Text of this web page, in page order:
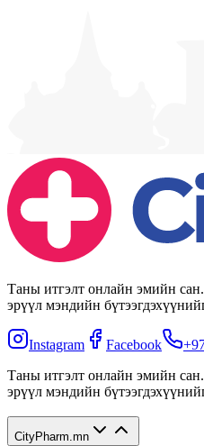
Таны итгэлт онлайн эмийн
эрүүл мэндийн
Instagram Facebook
Таны итгэлт онлайн эмийн
эрүүл мэндийн
CityPharm.mn